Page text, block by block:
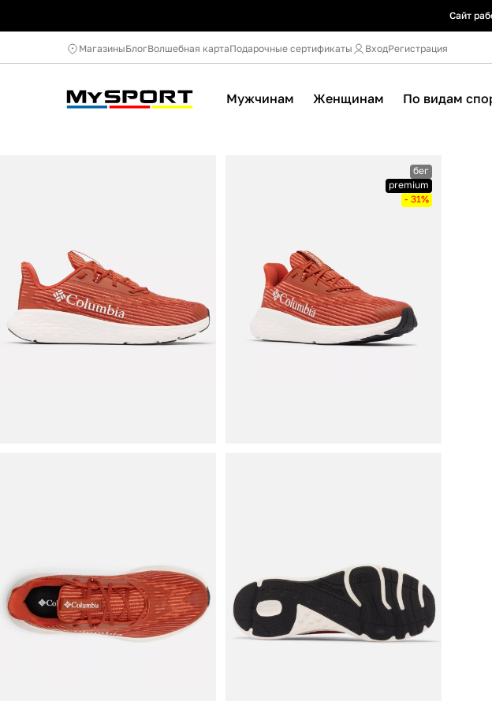
Сайт
Сайт
Сайт
МагазиныБлогВолшебная картаПодарочные сертификаты ВходРегистрация
Мужчинам Женщинам По видам
бег
premium
- 31%